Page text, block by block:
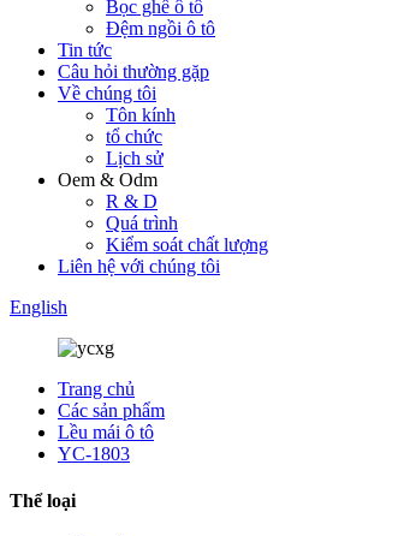
Bọc ghế ô tô
Đệm ngồi ô tô
Tin tức
Câu hỏi thường gặp
Về chúng tôi
Tôn kính
tổ chức
Lịch sử
Oem & Odm
R & D
Quá trình
Kiểm soát chất lượng
Liên hệ với chúng tôi
English
Trang chủ
Các sản phẩm
Lều mái ô tô
YC-1803
Thể loại